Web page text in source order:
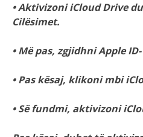
• Aktivizoni iCloud Drive
Cilësimet.
• Më pas, zgjidhni Apple
• Pas kësaj, klikoni mbi
• Së fundmi, aktivizoni